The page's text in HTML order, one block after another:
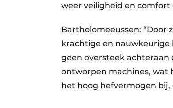
weer veiligheid en
Bartholomeeussen: “Door
krachtige en nauwkeurige
geen oversteek
ontworpen machines, wat
het hoog hefvermogen bij,